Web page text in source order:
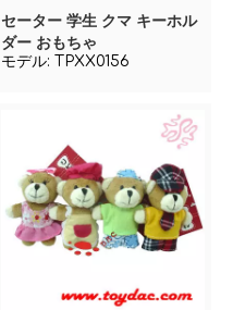
セーター 学生 クマ キーホル
ダー おもちゃ
モデル: TPXX0156